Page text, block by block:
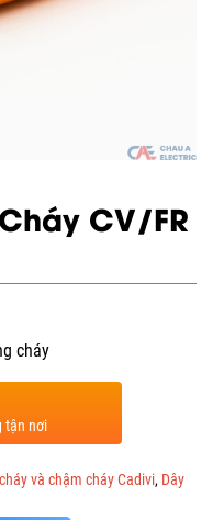
CV/FR
cháy
tận nơi
và chậm cháy Cadivi, Dây